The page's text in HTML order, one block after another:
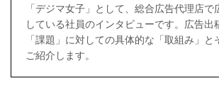
「デジマ女子」として、総合広告代理店で
している社員のインタビューです。広告出
「課題」に対しての具体的な「取組み」と
ご紹介します。